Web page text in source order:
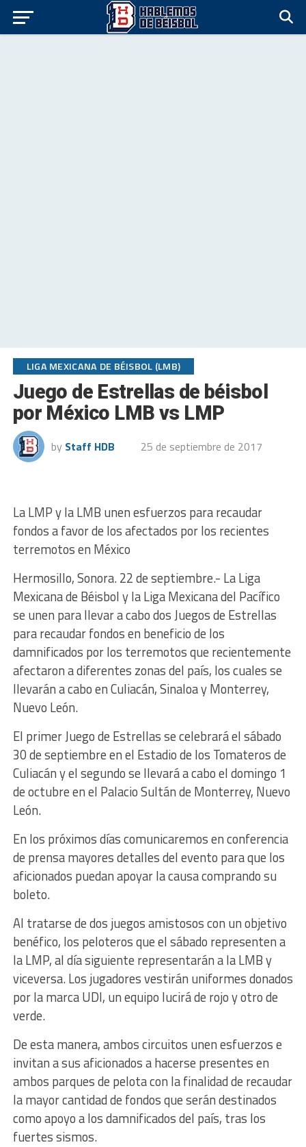
LIGA MEXICANA DE BÉISBOL (LMB)
Juego de Estrellas de béisbol
por México LMB vs LMP
by Staff HDB 25 de septiembre de 2017
La LMP y la LMB unen esfuerzos para recaudar
fondos a favor de los afectados por los recientes
terremotos en México
Hermosillo, Sonora. 22 de septiembre.- La Liga
Mexicana de Béisbol y la Liga Mexicana del Pacífico
se unen para llevar a cabo dos Juegos de Estrellas
para recaudar fondos en beneficio de los
damnificados por los terremotos que recientemente
afectaron a diferentes zonas del país, los cuales se
llevarán a cabo en Culiacán, Sinaloa y Monterrey,
Nuevo León.
El primer Juego de Estrellas se celebrará el sábado
30 de septiembre en el Estadio de los Tomateros de
Culiacán y el segundo se llevará a cabo el domingo 1
de octubre en el Palacio Sultán de Monterrey, Nuevo
León.
En los próximos días comunicaremos en conferencia
de prensa mayores detalles del evento para que los
aficionados puedan apoyar la causa comprando su
boleto.
Al tratarse de dos juegos amistosos con un objetivo
benéfico, los peloteros que el sábado representen a
la LMP, al día siguiente representarán a la LMB y
viceversa. Los jugadores vestirán uniformes donados
por la marca UDI, un equipo lucirá de rojo y otro de
verde.
De esta manera, ambos circuitos unen esfuerzos e
invitan a sus aficionados a hacerse presentes en
ambos parques de pelota con la finalidad de recaudar
la mayor cantidad de fondos que serán destinados
como apoyo a los damnificados del país, tras los
fuertes sismos.